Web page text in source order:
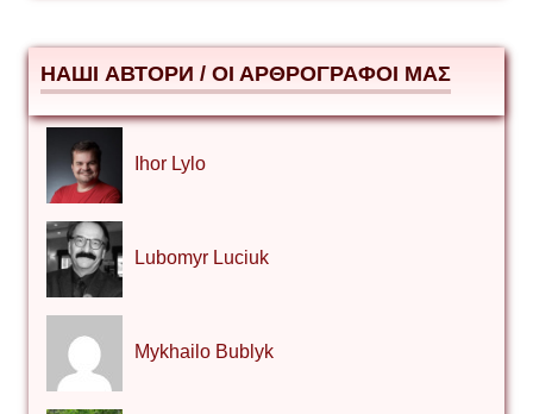
НАШІ АВТОРИ / ΟΙ ΑΡΘΡΟΓΡΑΦΟΙ ΜΑΣ
Ihor Lylo
Lubomyr Luciuk
Mykhailo Bublyk